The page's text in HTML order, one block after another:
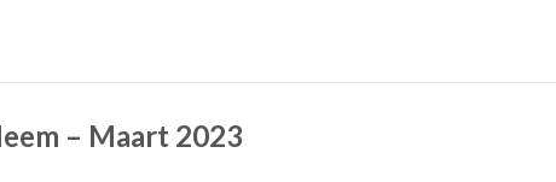
– Maart 2023